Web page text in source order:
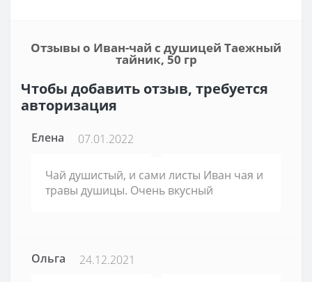
Отзывы о Иван-чай с душицей Таежный
тайник, 50 гр
Чтобы добавить отзыв, требуется
авторизация
Елена 07.01.2022
Чай душистый, и сами листы Иван чая и
травы душицы. Очень вкусный
Ольга 24.12.2021